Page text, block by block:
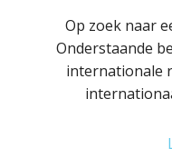
Op zoek naar
Onderstaande
internationale